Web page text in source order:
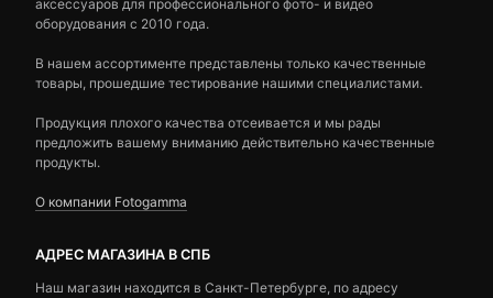
аксессуаров для профессионального фото- и видео
оборудования с 2010 года.
В нашем ассортименте представлены только качественные
товары, прошедшие тестирование нашими специалистами.
Продукция плохого качества отсеивается и мы рады
предложить вашему вниманию действительно качественные
продукты.
О компании Fotogamma
АДРЕС МАГАЗИНА В СПБ
Наш магазин находится в Санкт-Петербурге, по адресу